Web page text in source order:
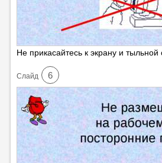
Не прикасайтесь к экрану и тыльной
Cлайд 6